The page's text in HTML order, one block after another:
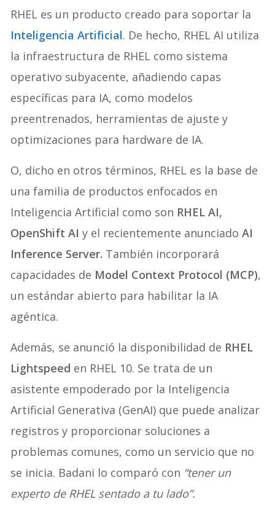
RHEL es un producto creado para soportar la
Inteligencia Artificial. De hecho, RHEL AI utiliza
la infraestructura de RHEL como sistema
operativo subyacente, añadiendo capas
específicas para IA, como modelos
preentrenados, herramientas de ajuste y
optimizaciones para hardware de IA.
O, dicho en otros términos, RHEL es la base de
una familia de productos enfocados en
Inteligencia Artificial como son RHEL AI,
OpenShift AI y el recientemente anunciadoAI
Inference Server. También incorporará
capacidades de Model Context Protocol (MCP),
un estándar abierto para habilitar la IA
agéntica.
Además, se anunció la disponibilidad de RHEL
Lightspeed en RHEL 10. Se trata de un
asistente empoderado por la Inteligencia
Artificial Generativa (GenAI) que puede analizar
registros y proporcionar soluciones a
problemas comunes, como un servicio que no
se inicia. Badani lo comparó con “tener un
experto de RHEL sentado a tu lado”.